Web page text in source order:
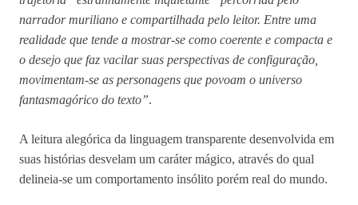
narrador muriliano e compartilhada pelo leitor. Entre uma
realidade que tende a mostrar-se como coerente e compacta e
o desejo que faz vacilar suas perspectivas de configuração,
movimentam-se as personagens que povoam o universo
fantasmagórico do texto”.
A leitura alegórica da linguagem transparente desenvolvida em
suas histórias desvelam um caráter mágico, através do qual
delineia-se um comportamento insólito porém real do mundo.